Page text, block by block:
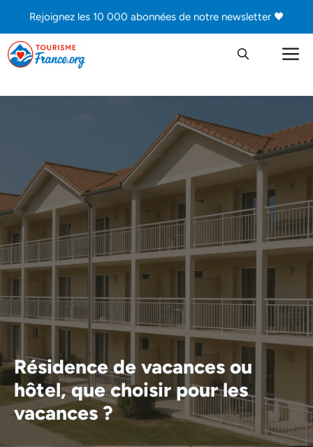
contenu
Rejoignez les 10 000 abonnées de notre newsletter 🖤
Résidence de vacances ou
hôtel, que choisir pour les
vacances ?